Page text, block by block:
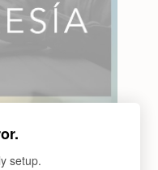
estudios
setup.